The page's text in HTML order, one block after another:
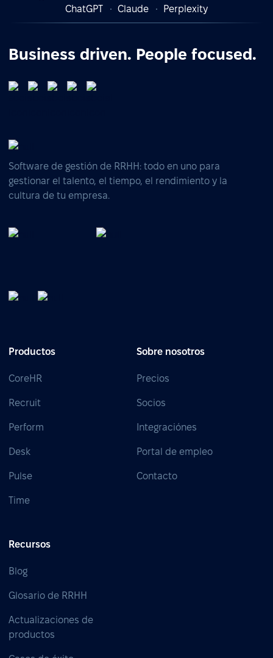
ChatGPT
Claude Perplexity
Business driven. People focused.
Software de gestión de RRHH: todo en uno para
gestionar el talento, el tiempo, el rendimiento y la
cultura de tu empresa.
Productos
CoreHR
Recruit
Perform
Desk
Pulse
Time
Sobre nosotros
Precios
Socios
Integraciónes
Portal de empleo
Contacto
Recursos
Blog
Glosario de RRHH
Actualizaciones de
productos